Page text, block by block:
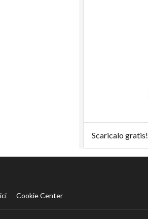
Scaricalo gratis!
Cookie Center